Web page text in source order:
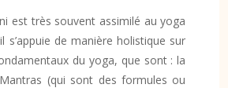
est très souvent assimilé au yoga
s’appuie de manière holistique sur
du yoga, que sont : la
(qui sont des formules ou